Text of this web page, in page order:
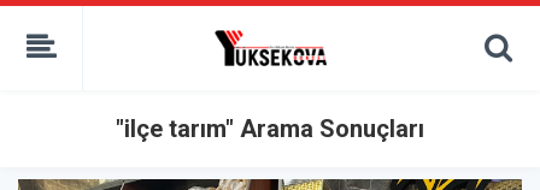
kaçak bahis
deneme bonusu
deneme bonusu veren siteler
bahis siteleri
"ilçe tarım" Arama Sonuçları